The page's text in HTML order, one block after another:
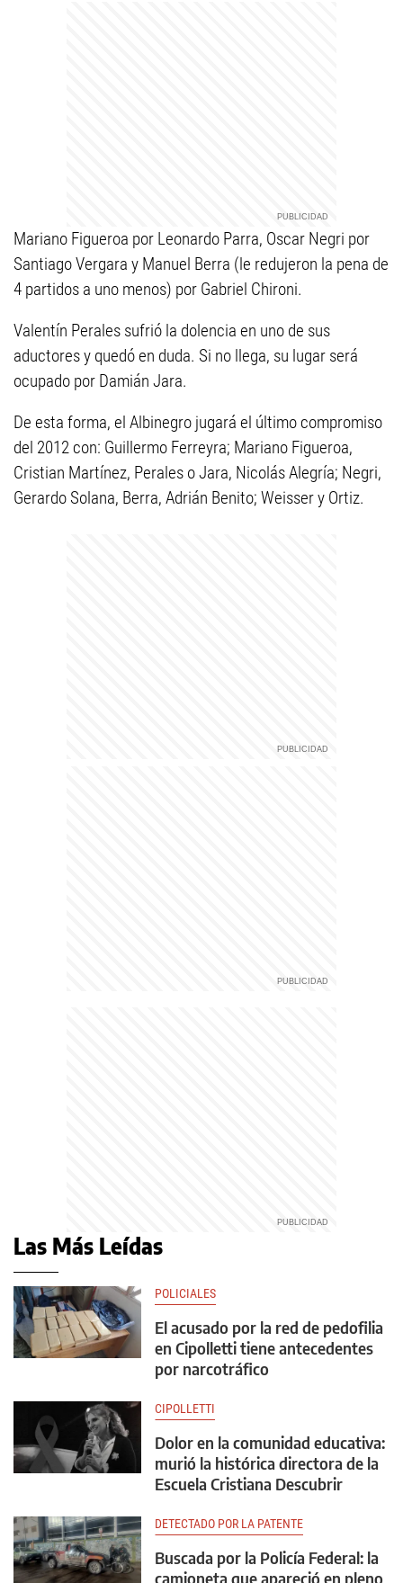
Mariano Figueroa por Leonardo Parra, Oscar Negri por
Santiago Vergara y Manuel Berra (le redujeron la pena de
4 partidos a uno menos) por Gabriel Chironi.
Valentín Perales sufrió la dolencia en uno de sus
aductores y quedó en duda. Si no llega, su lugar será
ocupado por Damián Jara.
De esta forma, el Albinegro jugará el último compromiso
del 2012 con: Guillermo Ferreyra; Mariano Figueroa,
Cristian Martínez, Perales o Jara, Nicolás Alegría; Negri,
Gerardo Solana, Berra, Adrián Benito; Weisser y Ortiz.
Las Más Leídas
POLICIALES
El acusado por la red de pedofilia
en Cipolletti tiene antecedentes
por narcotráfico
CIPOLLETTI
Dolor en la comunidad educativa:
murió la histórica directora de la
Escuela Cristiana Descubrir
DETECTADO POR LA PATENTE
Buscada por la Policía Federal: la
camioneta que apareció en pleno